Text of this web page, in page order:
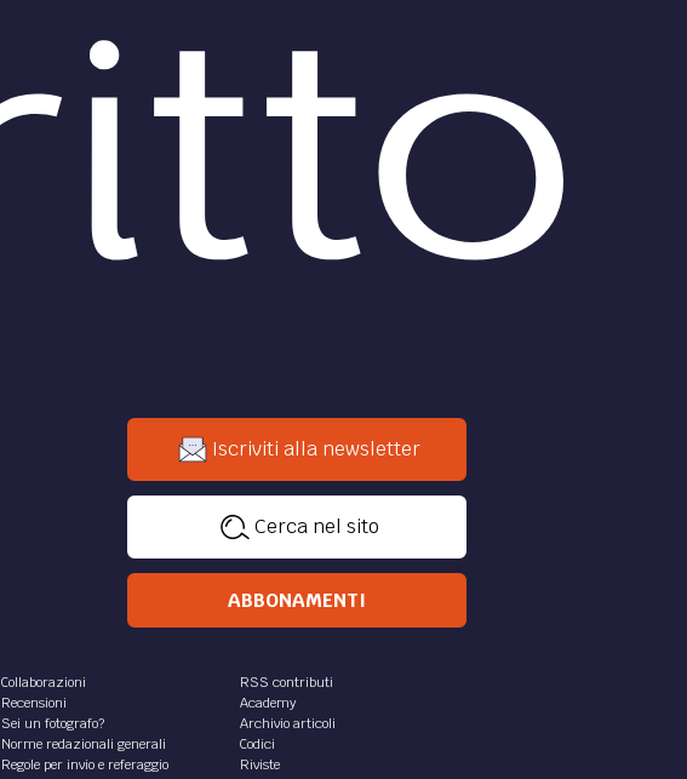
Iscriviti alla newsletter
Cerca nel sito
ABBONAMENTI
Collaborazioni
Recensioni
Sei un fotografo?
Norme redazionali generali
Regole per invio e referaggio
RSS contributi
Academy
Archivio articoli
Codici
Riviste